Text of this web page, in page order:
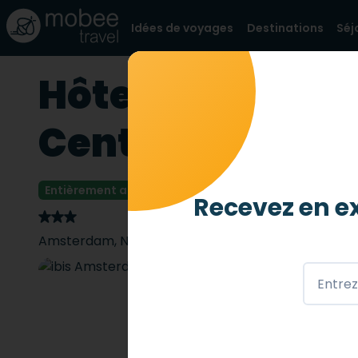
Idées de voyages Destinations
Hôtel
Centre PMR
Entièrement accessible 4 abeilles
Amsterdam, NL
Recevez en